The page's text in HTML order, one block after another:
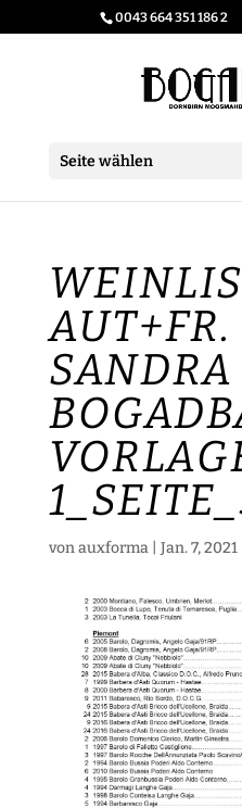
0043 664 351 186 2
Seite wählen
SANDRA
vonauxforma| Jan. 7, 2021